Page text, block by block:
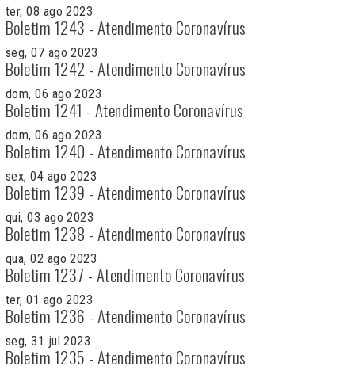
ter, 08 ago 2023
Boletim 1243 - Atendimento Coronavírus
seg, 07 ago 2023
Boletim 1242 - Atendimento Coronavírus
dom, 06 ago 2023
Boletim 1241 - Atendimento Coronavírus
dom, 06 ago 2023
Boletim 1240 - Atendimento Coronavírus
sex, 04 ago 2023
Boletim 1239 - Atendimento Coronavírus
qui, 03 ago 2023
Boletim 1238 - Atendimento Coronavírus
qua, 02 ago 2023
Boletim 1237 - Atendimento Coronavírus
ter, 01 ago 2023
Boletim 1236 - Atendimento Coronavírus
seg, 31 jul 2023
Boletim 1235 - Atendimento Coronavírus